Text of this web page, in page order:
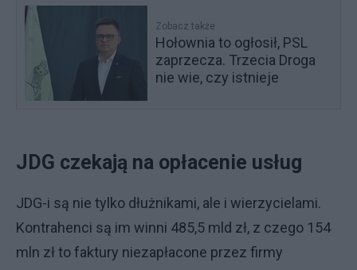
Zobacz także
Hołownia to ogłosił, PSL
zaprzecza. Trzecia Droga
nie wie, czy istnieje
JDG czekają na opłacenie usług
JDG-i są nie tylko dłużnikami, ale i wierzycielami.
Kontrahenci są im winni 485,5 mld zł, z czego 154
mln zł to faktury niezapłacone przez firmy